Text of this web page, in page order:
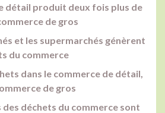
détail produit deux fois plus de
de gros
et les supermarchés génèrent
du commerce
dans le commerce de détail,
de gros
déchets du commerce sont